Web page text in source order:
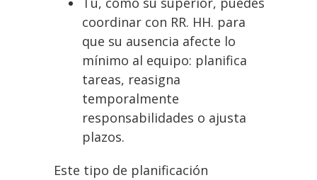
coordinar con RR. HH. para
que su ausencia afecte lo
mínimo al equipo: planifica
tareas, reasigna
temporalmente
responsabilidades o ajusta
plazos.
Este tipo de planificación